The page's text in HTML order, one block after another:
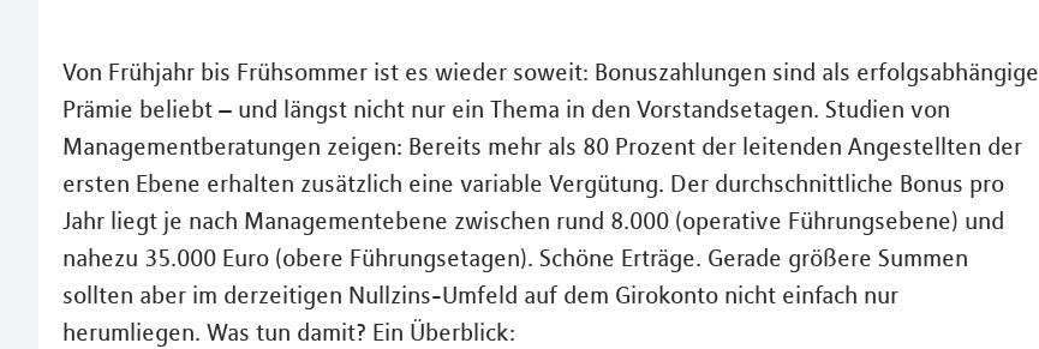
Von Frühjahr bis Frühsommer ist es wieder soweit: Bonuszahlungen sind als erfolgsabhängige
Prämie beliebt – und längst nicht nur ein Thema in den Vorstandsetagen. Studien von
Managementberatungen zeigen: Bereits mehr als 80 Prozent der leitenden Angestellten der
ersten Ebene erhalten zusätzlich eine variable Vergütung. Der durchschnittliche Bonus pro
Jahr liegt je nach Managementebene zwischen rund 8.000 (operative Führungsebene) und
nahezu 35.000 Euro (obere Führungsetagen). Schöne Erträge. Gerade größere Summen
sollten aber im derzeitigen Nullzins-Umfeld auf dem Girokonto nicht einfach nur
herumliegen. Was tun damit? Ein Überblick: